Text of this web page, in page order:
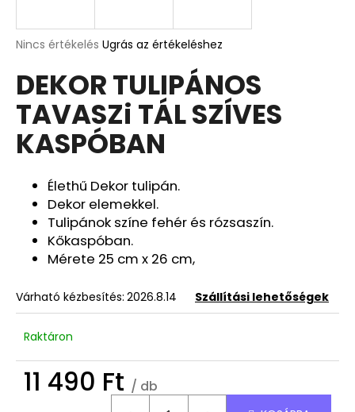
A
átlagos
értékelése
5-
0,0
csillag.
Nincs értékelés Ugrás az értékeléshez
DEKOR TULIPÁNOS
TAVASZi TÁL SZÍVES
KASPÓBAN
Élethű Dekor tulipán.
Dekor elemekkel.
Tulipánok színe fehér és rózsaszín.
Kőkaspóban.
Mérete 25 cm x 26 cm,
Várható kézbesítés: 2026.8.14 Szállítási lehetőségek
Raktáron
11 490 Ft / db
A
á
n
j
u
DEKOR
ORCHIDEA
KASPÓBAN
PÖTTYÖS
4
090
Ft
Korábbi:
4
490
Ft